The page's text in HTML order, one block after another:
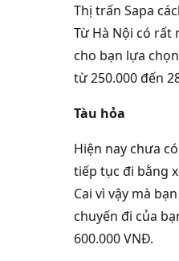
Thị trấn Sapa
Từ Hà Nội có rất
cho bạn lựa
từ 250.000 đến
Tàu hỏa
Hiện nay chưa
tiếp tục đi bằng
Cai vì vậy mà
chuyến đi của
600.000 VNĐ.